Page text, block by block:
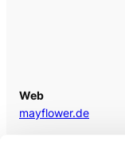
Web
mayflower.de